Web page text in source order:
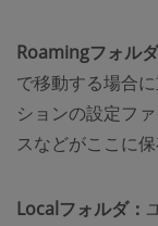
Roamingフォルダ
で移動する場合
ションの設定フ
スなどがここに保
Localフォルダ：